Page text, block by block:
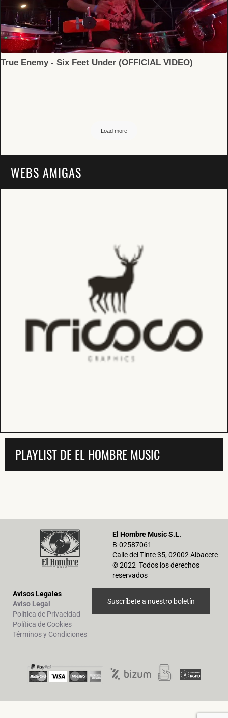
True Enemy - Six Feet Under (OFFICIAL VIDEO)
Load more
WEBS AMIGAS
PLAYLIST DE EL HOMBRE MUSIC
El Hombre Music S.L.
B-02587061
Calle del Tinte 35, 02002 Albacete
© 2022 Todos los derechos
reservados
Avisos Legales
Aviso Legal
Política de Privacidad
Política de Cookies
Términos y Condiciones
Suscríbete a nuestro boletín